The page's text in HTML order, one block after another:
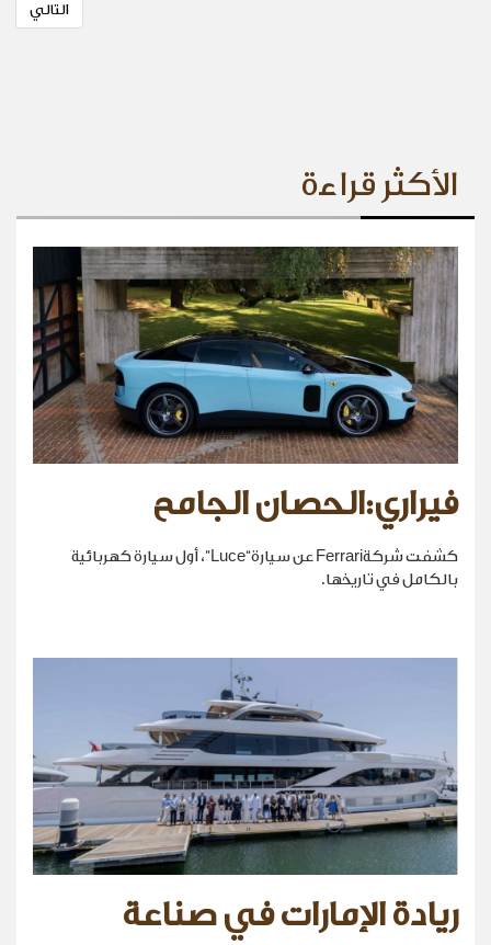
التالي
الأكثر قراءة
فيراري:الحصان الجامح
كشفت شركةFerrari عن سيارة“Luce”، أول سيارة كهربائية
بالكامل في تاريخها.
ريادة الإمارات في صناعة